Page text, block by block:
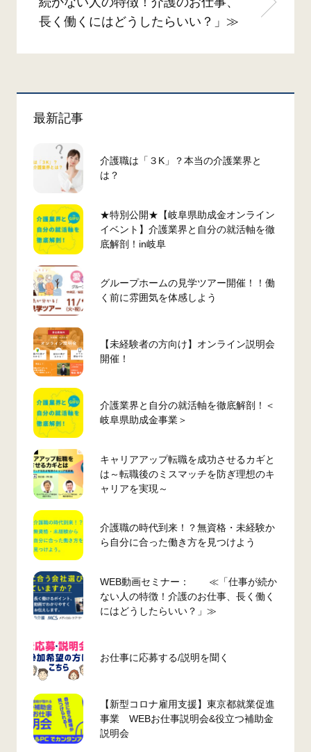
長く働くにはどうしたらいい？」≫
最新記事
介護職は「３K」？本当の介護業界と
は？
★特別公開★【岐阜県助成金オンライン
イベント】介護業界と自分の就活軸を徹
底解剖！in岐阜
グループホームの見学ツアー開催！！働
く前に雰囲気を体感しよう
【未経験者の方向け】オンライン説明会
開催！
介護業界と自分の就活軸を徹底解剖！＜
岐阜県助成金事業＞
キャリアアップ転職を成功させるカギと
は～転職後のミスマッチを防ぎ理想のキ
ャリアを実現～
介護職の時代到来！？無資格・未経験か
ら自分に合った働き方を見つけよう
WEB動画セミナー： ≪「仕事が続か
ない人の特徴！介護のお仕事、長く働く
にはどうしたらいい？」≫
お仕事に応募する/説明を聞く
【新型コロナ雇用支援】東京都就業促進
事業 WEBお仕事説明会&役立つ補助金
説明会